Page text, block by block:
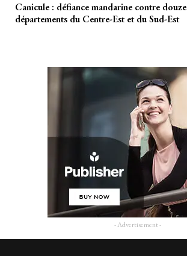
Canicule : défiance mandarine contre douze
départements du Centre-Est et du Sud-Est
- Advertisement -